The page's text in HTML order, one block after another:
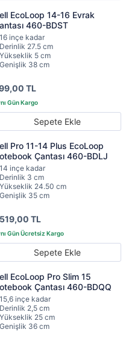
EcoLoop 14-16 Evrak
460-BDST
inçe kadar
27.5 cm
5 cm
38 cm
TL
Sepete Ekle
Pro 11-14 Plus EcoLoop
Çantası 460-BDLJ
inçe kadar
3 cm
24.50 cm
35 cm
TL
Sepete Ekle
EcoLoop Pro Slim 15
Çantası 460-BDQQ
inçe kadar
2,5 cm
25 cm
36 cm